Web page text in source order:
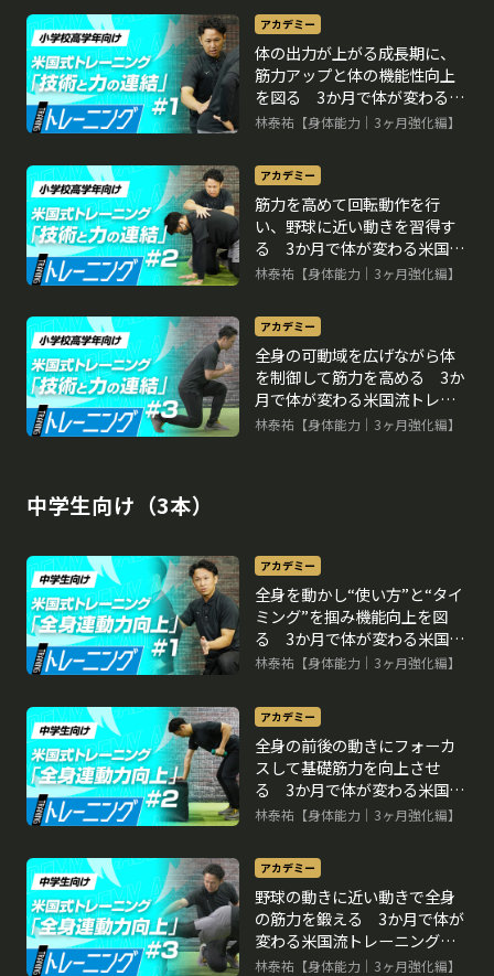
アカデミー
体の出力が上がる成長期に、
筋力アップと体の機能性向上
を図る 3か月で体が変わる米
国流トレーニングメソッド
林泰祐【身体能力｜3ヶ月強化編】
アカデミー
筋力を高めて回転動作を行
い、野球に近い動きを習得す
る 3か月で体が変わる米国流
トレーニングメソッド
林泰祐【身体能力｜3ヶ月強化編】
アカデミー
全身の可動域を広げながら体
を制御して筋力を高める 3か
月で体が変わる米国流トレー
ニングメソッド
林泰祐【身体能力｜3ヶ月強化編】
中学生向け（3本）
アカデミー
全身を動かし“使い方”と“タイ
ミング”を掴み機能向上を図
る 3か月で体が変わる米国流
トレーニングメソッド
林泰祐【身体能力｜3ヶ月強化編】
アカデミー
全身の前後の動きにフォーカ
スして基礎筋力を向上させ
る 3か月で体が変わる米国流
トレーニングメソッド
林泰祐【身体能力｜3ヶ月強化編】
アカデミー
野球の動きに近い動きで全身
の筋力を鍛える 3か月で体が
変わる米国流トレーニングメ
ソッド
林泰祐【身体能力｜3ヶ月強化編】